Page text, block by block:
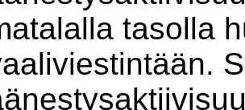
tasolla